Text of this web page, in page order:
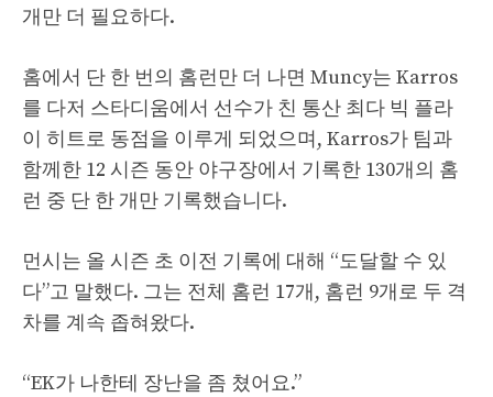
개만 더 필요하다.
홈에서 단 한 번의 홈런만 더 나면 Muncy는 Karros
를 다저 스타디움에서 선수가 친 통산 최다 빅 플라
이 히트로 동점을 이루게 되었으며, Karros가 팀과
함께한 12 시즌 동안 야구장에서 기록한 130개의 홈
런 중 단 한 개만 기록했습니다.
먼시는 올 시즌 초 이전 기록에 대해 “도달할 수 있
다”고 말했다. 그는 전체 홈런 17개, 홈런 9개로 두 격
차를 계속 좁혀왔다.
“EK가 나한테 장난을 좀 쳤어요.”